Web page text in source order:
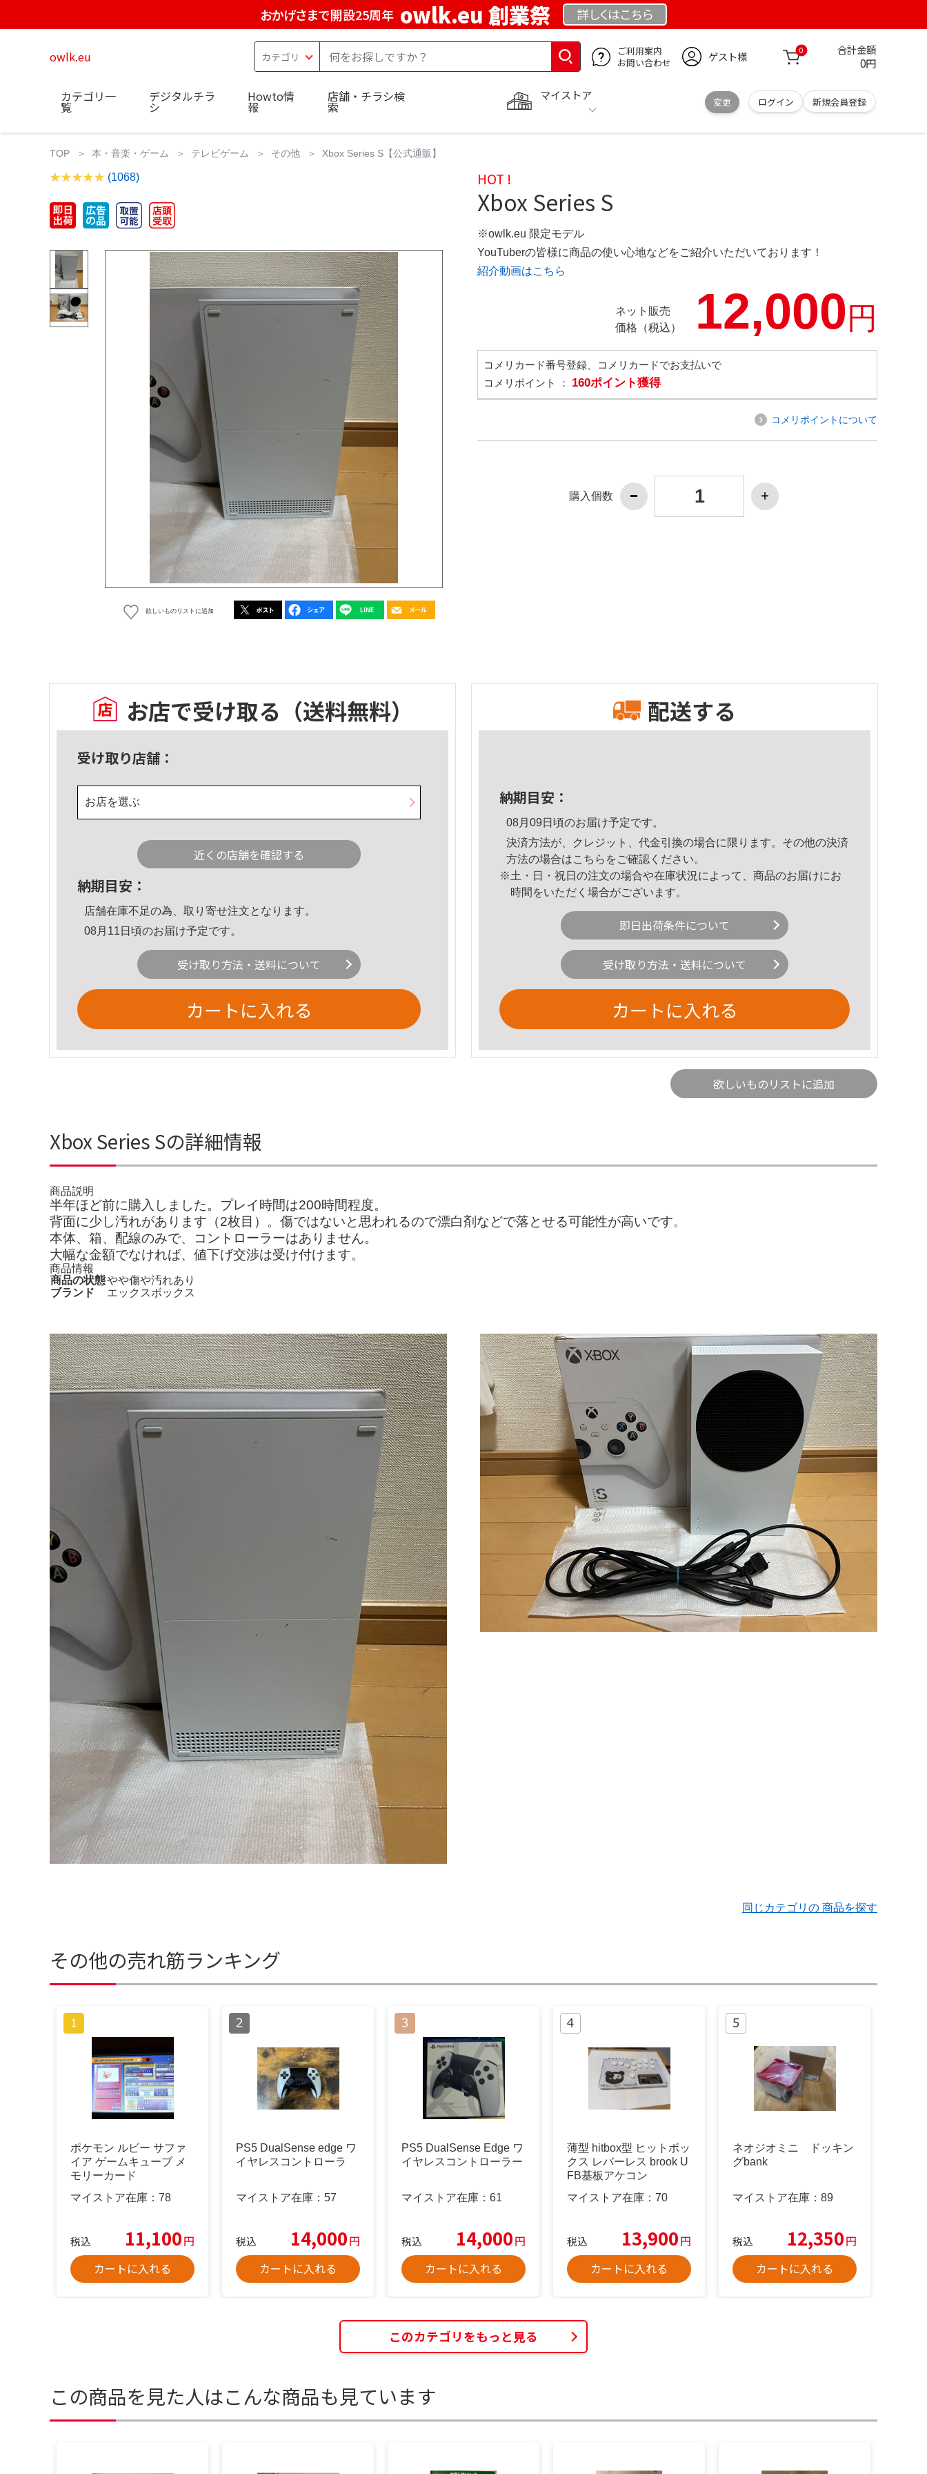
おかげさまで開設25周年 owlk.eu 創業祭 詳しくはこちら
owlk.eu
ご利用案内
お問い合わせ
ゲスト様 0 合計金額
0円
マイストア
変更 ログイン 新規会員登録
カテゴリ一
覧
デジタルチラ
シ
Howto情
報
店舗・チラシ検
索
TOP 本・音楽・ゲーム テレビゲーム その他 Xbox Series S【公式通販】
(1068)
欲しいものリストに追加
HOT !
Xbox Series S
※owlk.eu 限定モデル
YouTuberの皆様に商品の使い心地などをご紹介いただいております！
紹介動画はこちら
ネット販売
価格（税込）
12,000円
コメリカード番号登録、コメリカードでお支払いで
コメリポイント ： 160ポイント獲得
コメリポイントについて
購入個数
お店で受け取る （送料無料）
受け取り店舗：
お店を選ぶ
近くの店舗を確認する
納期目安：
店舗在庫不足の為、取り寄せ注文となります。
08月11日頃のお届け予定です。
受け取り方法・送料について
カートに入れる
配送する
納期目安：
08月09日頃のお届け予定です。
決済方法が、クレジット、代金引換の場合に限ります。その他の決済
方法の場合はこちら をご確認ください。
※土・日・祝日の注文の場合や在庫状況によって、商品のお届けにお
時間をいただく場合がございます。
即日出荷条件について
受け取り方法・送料について
カートに入れる
欲しいものリストに追加
Xbox Series Sの詳細情報
商品説明
半年ほど前に購入しました。プレイ時間は200時間程度。
背面に少し汚れがあります（2枚目）。傷ではないと思われるので漂白剤などで落とせる可能性が高いです。
本体、箱、配線のみで、コントローラーはありません。
大幅な金額でなければ、値下げ交渉は受け付けます。
商品情報
商品の状態やや傷や汚れあり
ブランド
エックスボックス
同じカテゴリの 商品を探す
その他の売れ筋ランキング
ポケモン ルビー サファ
イア ゲームキューブ メ
モリーカード
マイストア在庫： 78
税込 11,100円
カートに入れる
PS5 DualSense edge ワ
イヤレスコントローラ
マイストア在庫： 57
税込 14,000円
カートに入れる
PS5 DualSense Edge ワ
イヤレスコントローラー
マイストア在庫： 61
税込 14,000円
カートに入れる
薄型 hitbox型 ヒットボッ
クス レバーレス brook U
FB基板アケコン
マイストア在庫： 70
税込 13,900円
カートに入れる
ネオジオミニ ドッキン
グbank
マイストア在庫： 89
税込 12,350円
カートに入れる
このカテゴリをもっと見る
この商品を見た人はこんな商品も見ています